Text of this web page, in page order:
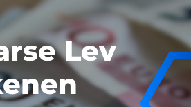
Lev